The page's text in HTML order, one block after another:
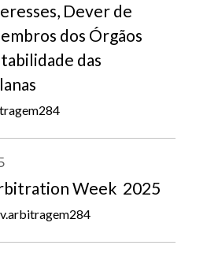
Dever de
dos Órgãos
das
Week 2025